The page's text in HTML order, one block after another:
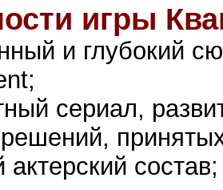
игры
и глубокий
сериал,
решений,
состав;